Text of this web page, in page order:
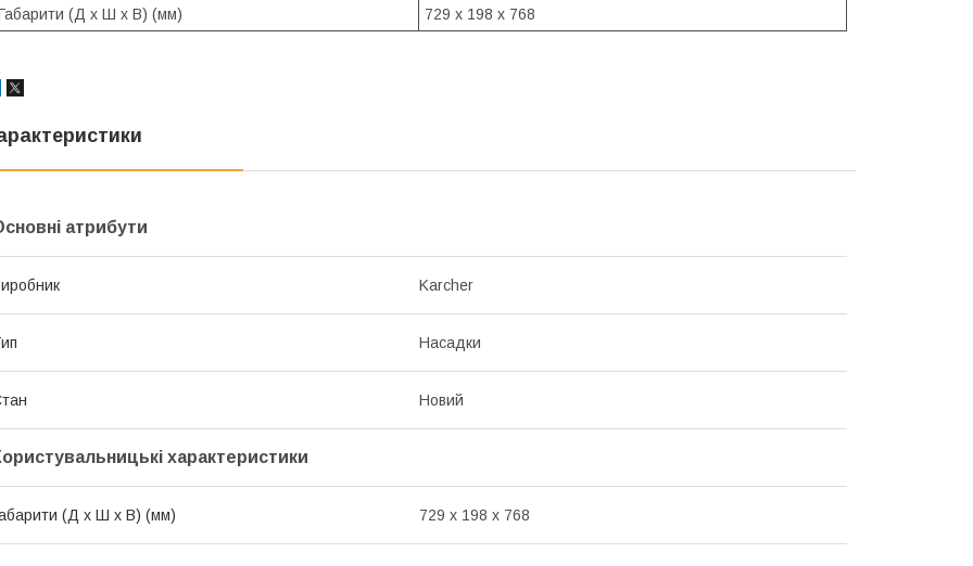
(Д x Ш x В) (мм)
729 x 198 x 768
атрибути
Karcher
Насадки
Новий
характеристики
(Д x Ш x В) (мм) 729 x 198 x 768